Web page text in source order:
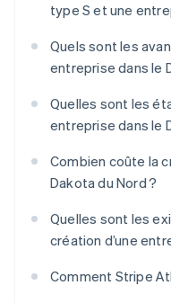
type S et une
Quels sont les
entreprise dans le
Quelles sont les
entreprise dans le
Combien coûte la
Dakota du Nord ?
Quelles sont les
création d’une
Comment Stripe